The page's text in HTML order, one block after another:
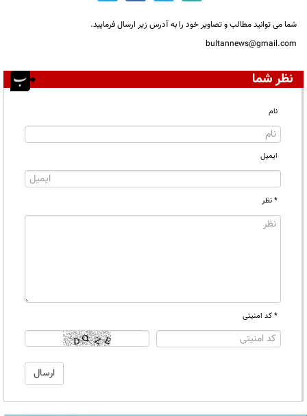
شما می توانید مطالب و تصاویر خود را به آدرس زیر ارسال فرمایید.
bultannews@gmail.com
نظر شما
نام
ایمیل
* نظر
* کد امنیتی